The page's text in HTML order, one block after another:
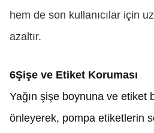
hem de son kullanıcılar için
azaltır.
6Şişe ve Etiket Koruması
Yağın şişe boynuna ve etiket
önleyerek, pompa etiketlerin